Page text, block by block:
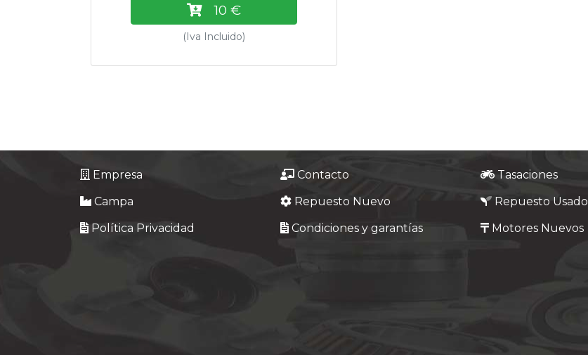
10 €
(Iva Incluido)
Empresa Contacto Tasaciones
Campa
Repuesto Nuevo Repuesto Usado
Política Privacidad
Condiciones y garantías Motores Nuevos